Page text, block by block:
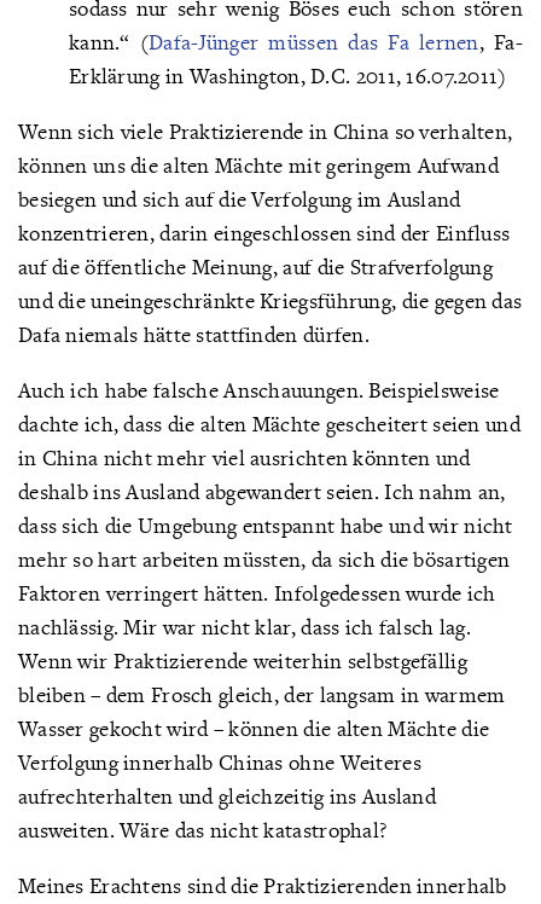
sodass nur sehr wenig Böses euch schon stören
kann.“ (Dafa-Jünger müssen das Fa lernen, Fa-
Erklärung in Washington, D.C. 2011, 16.07.2011)
Wenn sich viele Praktizierende in China so verhalten,
können uns die alten Mächte mit geringem Aufwand
besiegen und sich auf die Verfolgung im Ausland
konzentrieren, darin eingeschlossen sind der Einfluss
auf die öffentliche Meinung, auf die Strafverfolgung
und die uneingeschränkte Kriegsführung, die gegen das
Dafa niemals hätte stattfinden dürfen.
Auch ich habe falsche Anschauungen. Beispielsweise
dachte ich, dass die alten Mächte gescheitert seien und
in China nicht mehr viel ausrichten könnten und
deshalb ins Ausland abgewandert seien. Ich nahm an,
dass sich die Umgebung entspannt habe und wir nicht
mehr so hart arbeiten müssten, da sich die bösartigen
Faktoren verringert hätten. Infolgedessen wurde ich
nachlässig. Mir war nicht klar, dass ich falsch lag.
Wenn wir Praktizierende weiterhin selbstgefällig
bleiben – dem Frosch gleich, der langsam in warmem
Wasser gekocht wird – können die alten Mächte die
Verfolgung innerhalb Chinas ohne Weiteres
aufrechterhalten und gleichzeitig ins Ausland
ausweiten. Wäre das nicht katastrophal?
Meines Erachtens sind die Praktizierenden innerhalb